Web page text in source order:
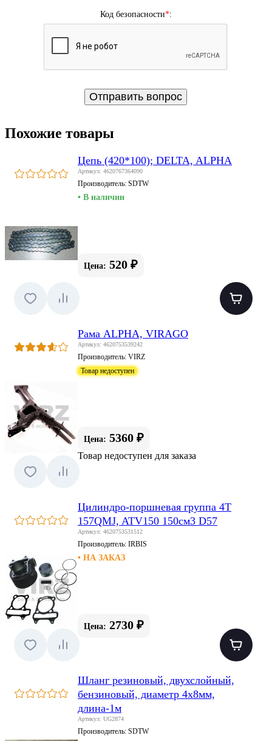
Код безопасности*:
Похожие товары
Цепь (420*100); DELTA, ALPHA
Артикул: 4620767364090
Производитель: SDTW
• В наличии
Цена: 520 ₽
Рама ALPHA, VIRAGO
Артикул: 4620753539242
Производитель: VIRZ
Товар недоступен
Цена: 5360 ₽
Товар недоступен для заказа
Цилиндро-поршневая группа 4Т
157QMJ, ATV150 150см3 D57
Артикул: 4620753531512
Производитель: IRBIS
• НА ЗАКАЗ
Цена: 2730 ₽
Шланг резиновый, двухслойный,
бензиновый, диаметр 4х8мм,
длина-1м
Артикул: UG2874
Производитель: SDTW